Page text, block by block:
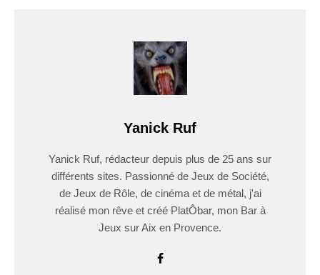
Yanick Ruf
Yanick Ruf, rédacteur depuis plus de 25 ans sur
différents sites. Passionné de Jeux de Société,
de Jeux de Rôle, de cinéma et de métal, j'ai
réalisé mon rêve et créé PlatÔbar, mon Bar à
Jeux sur Aix en Provence.